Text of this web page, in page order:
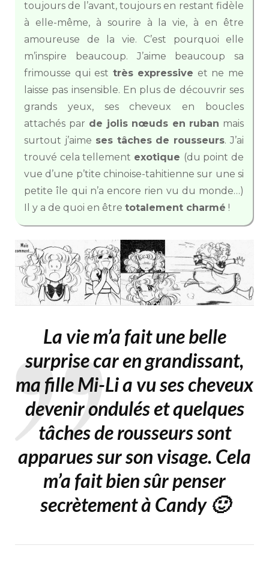
toujours de l’avant, toujours en restant fidèle
à elle-même, à sourire à la vie, à en être
amoureuse de la vie. C’est pourquoi elle
m’inspire beaucoup. J’aime beaucoup sa
frimousse qui est très expressive et ne me
laisse pas insensible. En plus de découvrir ses
grands yeux, ses cheveux en boucles
attachés par de jolis nœuds en ruban mais
surtout j’aime ses tâches de rousseurs. J’ai
trouvé cela tellement exotique (du point de
vue d’une p’tite chinoise-tahitienne sur une si
petite île qui n’a encore rien vu du monde…)
Il y a de quoi en être totalement charmé !
La vie m’a fait une belle
surprise car en grandissant,
ma fille Mi-Li a vu ses cheveux
devenir ondulés et quelques
tâches de rousseurs sont
apparues sur son visage. Cela
m’a fait bien sûr penser
secrètementà Candy 🙂